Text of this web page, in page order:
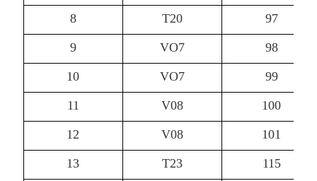
8 T20 97
9 VO7 98
10 VO7 99
11 V08 100
12 V08 101
13 T23 115